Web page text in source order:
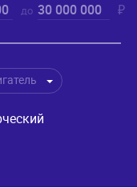
до 30 000 000 ₽